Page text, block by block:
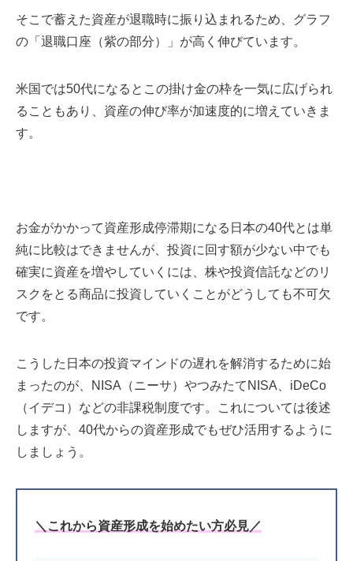
そこで蓄えた資産が退職時に振り込まれるため、グラフ
の「退職口座（紫の部分）」が高く伸びています。
米国では50代になるとこの掛け金の枠を一気に広げられ
ることもあり、資産の伸び率が加速度的に増えていきま
す。
お金がかかって資産形成停滞期になる日本の40代とは単
純に比較はできませんが、投資に回す額が少ない中でも
確実に資産を増やしていくには、株や投資信託などのリ
スクをとる商品に投資していくことがどうしても不可欠
です。
こうした日本の投資マインドの遅れを解消するために始
まったのが、NISA（ニーサ）やつみたてNISA、iDeCo
（イデコ）などの非課税制度です。これについては後述
しますが、40代からの資産形成でもぜひ活用するように
しましょう。
＼これから資産形成を始めたい方必見／